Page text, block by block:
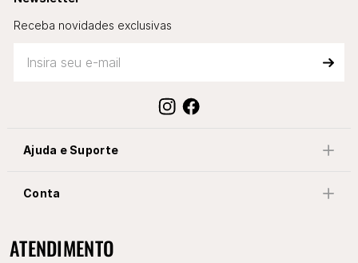
Receba novidades exclusivas
Ajuda e Suporte
Conta
ATENDIMENTO